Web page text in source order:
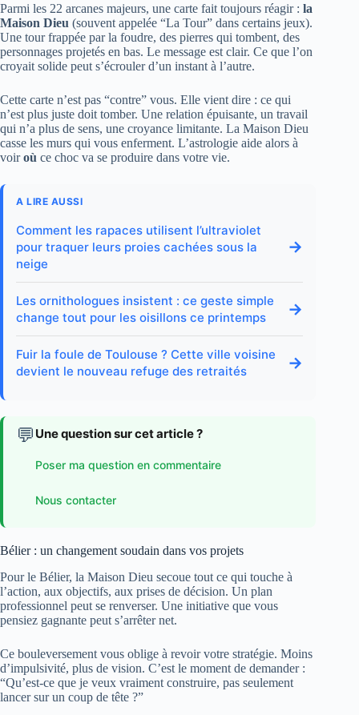
Parmi les 22 arcanes majeurs, une carte fait toujours réagir : la
Maison Dieu (souvent appelée “La Tour” dans certains jeux).
Une tour frappée par la foudre, des pierres qui tombent, des
personnages projetés en bas. Le message est clair. Ce que l’on
croyait solide peut s’écrouler d’un instant à l’autre.
Cette carte n’est pas “contre” vous. Elle vient dire : ce qui
n’est plus juste doit tomber. Une relation épuisante, un travail
qui n’a plus de sens, une croyance limitante. La Maison Dieu
casse les murs qui vous enferment. L’astrologie aide alors à
voiroù ce choc va se produire dans votre vie.
A LIRE AUSSI
Comment les rapaces utilisent l’ultraviolet
pour traquer leurs proies cachées sous la
neige
→
Les ornithologues insistent : ce geste simple
change tout pour les oisillons ce printemps
→
Fuir la foule de Toulouse ? Cette ville voisine
devient le nouveau refuge des retraités
→
💬 Une question sur cet article ?
Poser ma question en commentaire
Nous contacter
Bélier : un changement soudain dans vos projets
Pour le Bélier, la Maison Dieu secoue tout ce qui touche à
l’action, aux objectifs, aux prises de décision. Un plan
professionnel peut se renverser. Une initiative que vous
pensiez gagnante peut s’arrêter net.
Ce bouleversement vous oblige à revoir votre stratégie. Moins
d’impulsivité, plus de vision. C’est le moment de demander :
“Qu’est-ce que je veux vraiment construire, pas seulement
lancer sur un coup de tête ?”